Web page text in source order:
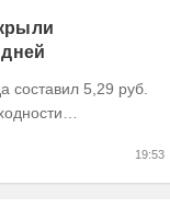
составил 5,29 руб.
19:53